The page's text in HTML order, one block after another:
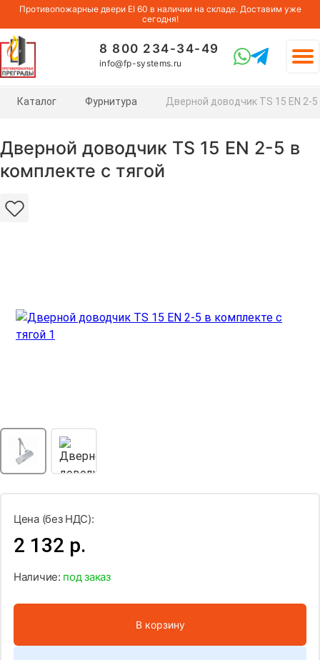
Противопожарные двери EI 60 в наличии на складе. Доставим уже
сегодня!
info@fp-systems.ru
8 800 234-34-49
Каталог Фурнитура Дверной доводчик TS 15 EN 2-5
Дверной доводчик TS 15 EN 2-5 в
комплекте с тягой
Цена (без НДС):
2 132 р.
Наличие: под заказ
В корзину